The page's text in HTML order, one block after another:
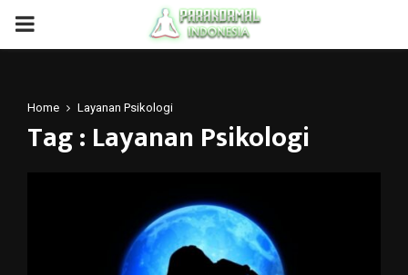
PRIMARY
Home Layanan Psikologi
Tag : Layanan Psikologi